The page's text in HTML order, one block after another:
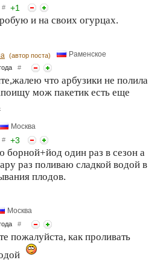
# +1
и на своих огурцах.
(автор поста) Раменское
#
что арбузики не полила
мож пакетик есть еще
Москва
# +3
борной+йод один раз в сезон а
раз поливаю сладкой водой в
плодов.
Москва
#
пожалуйста, как проливать